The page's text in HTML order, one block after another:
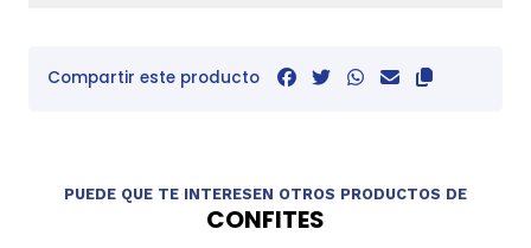
Compartir este producto
PUEDE QUE TE INTERESEN OTROS PRODUCTOS DE
CONFITES